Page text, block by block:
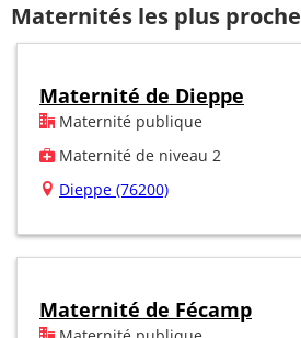
Maternités les plus
Maternité de Dieppe
Maternité publique
Maternité de niveau 2
Dieppe (76200)
Maternité de Fécamp